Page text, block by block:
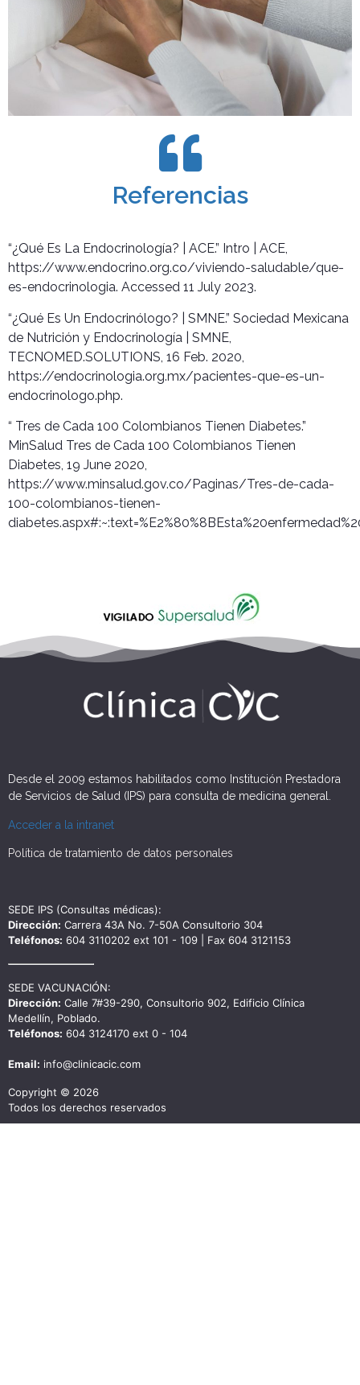
Referencias
“¿Qué Es La Endocrinología? | ACE.” Intro | ACE,
https://www.endocrino.org.co/viviendo-saludable/que-
es-endocrinologia. Accessed 11 July 2023.
“¿Qué Es Un Endocrinólogo? | SMNE.” Sociedad Mexicana
de Nutrición y Endocrinología | SMNE,
TECNOMED.SOLUTIONS, 16 Feb. 2020,
https://endocrinologia.org.mx/pacientes-que-es-un-
endocrinologo.php.
“ Tres de Cada 100 Colombianos Tienen Diabetes.”
MinSalud Tres de Cada 100 Colombianos Tienen
Diabetes, 19 June 2020,
https://www.minsalud.gov.co/Paginas/Tres-de-cada-
100-colombianos-tienen-
Desde el 2009 estamos habilitados como Institución Prestadora
de Servicios de Salud (IPS) para consulta de medicina general.
Acceder a la intranet
Política de tratamiento de datos personales
SEDE IPS (Consultas médicas):
Dirección: Carrera 43A No. 7-50A Consultorio 304
Teléfonos: 604 3110202 ext 101 - 109 | Fax 604 3121153
SEDE VACUNACIÓN:
Dirección: Calle 7#39-290, Consultorio 902, Edificio Clínica
Medellín, Poblado.
Teléfonos: 604 3124170 ext 0 - 104
Email: info@clinicacic.com
Copyright © 2026
Todos los derechos reservados